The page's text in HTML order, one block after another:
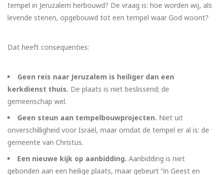
tempel in Jeruzalem herbouwd? De vraag is: hoe worden wij, als
levende stenen, opgebouwd tot een tempel waar God woont?
Dat heeft consequenties:
Geen reis naar Jeruzalem is heiliger dan een
kerkdienst thuis. De plaats is niet beslissend; de
gemeenschap wel.
Geen steun aan tempelbouwprojecten. Niet uit
onverschilligheid voor Israël, maar omdat de tempel er al is: de
gemeente van Christus.
Een nieuwe kijk op aanbidding. Aanbidding is niet
gebonden aan een heilige plaats, maar gebeurt “in Geest en